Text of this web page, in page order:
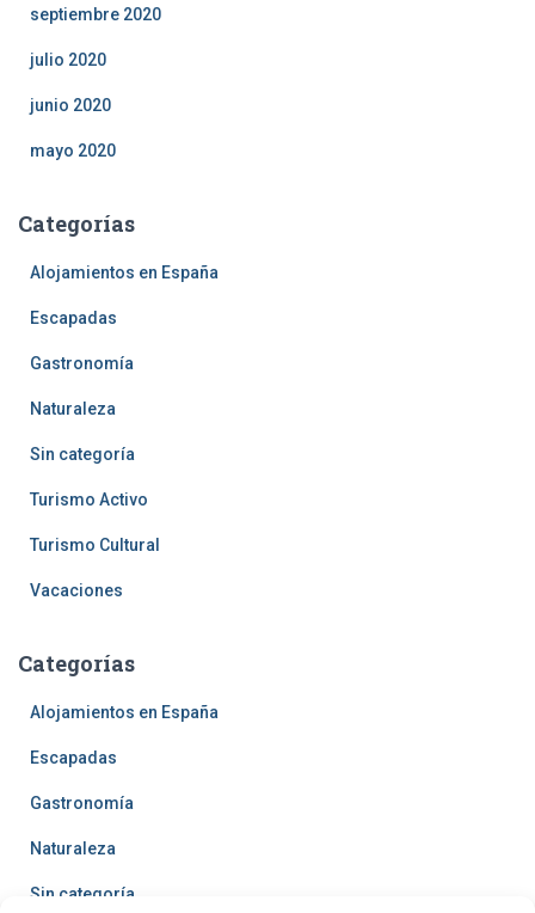
septiembre 2020
julio 2020
junio 2020
mayo 2020
Categorías
Alojamientos en España
Escapadas
Gastronomía
Naturaleza
Sin categoría
Turismo Activo
Turismo Cultural
Vacaciones
Categorías
Alojamientos en España
Escapadas
Gastronomía
Naturaleza
Sin categoría